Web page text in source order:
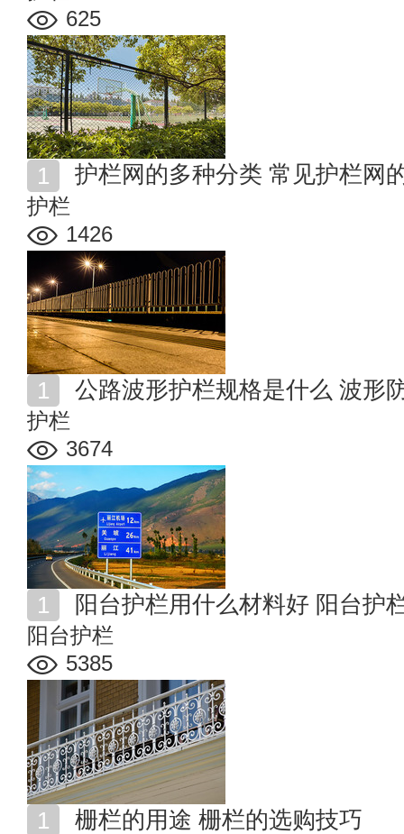
625
护栏网的多种分类 常见护栏网
护栏
1426
公路波形护栏规格是什么 波形
护栏
3674
阳台护栏用什么材料好 阳台护
阳台护栏
5385
栅栏的用途 栅栏的选购技巧